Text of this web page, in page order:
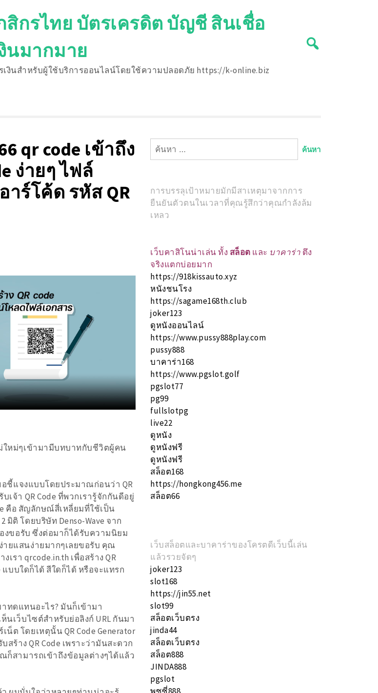
สิกรไทย บัตรเครดิต บัญชี สินเชื่อ
นมากมาย
งินสำหรับผู้ใช้บริการออนไลน์โดยใช้ความปลอดภัย https://k-online.biz
qr code เข้าถึง
ง่ายๆ ไฟล์
ร์โค้ด รหัส QR
ใหม่ๆเข้ามามีบทบาทกับชีวิตผู้คน
อชี้แจงแบบโดยประมาณก่อนว่า QR
จ้า QR Code ที่พวกเรารู้จักกันดีอยู่
คือ สัญลักษณ์สี่เหลี่ยมที่ใช้เป็น
ติ โดยบริษัท Denso-Wave จาก
งขอรับ ซึ่งต่อมาก็ได้รับความนิยม
ยแสนง่ายมากๆเลยขอรับ คุณ
เรา qrcode.in.th เพื่อสร้าง QR
แบบใดก็ได้ สีใดก็ได้ หรือจะแทรก
าทดแทนอะไร? มันก็เข้ามา
นเว็บไซต์สำหรับย่อลิงก์ URL กันมา
โดยเหตุนั้น QR Code Generator
ร้าง QR Code เพราะว่ามันสะดวก
ก็สามารถเข้าถึงข้อมูลต่างๆได้แล้ว
ค้นหา
การบรรลุเป้าหมายมักมีสาเหตุมาจากการ
ยืนยันตัวตนในเวลาที่คุณรู้สึกว่าคุณกำลังล้ม
เหลว
เว็บคาสิโนน่าเล่น ทั้ง สล็อต และ บาคาร่า ตึง
จริงแตกบ่อยมาก
https://918kissauto.xyz
หนังชนโรง
https://sagame168th.club
joker123
ดูหนังออนไลน์
https://www.pussy888play.com
pussy888
บาคาร่า168
https://www.pgslot.golf
pgslot77
pg99
fullslotpg
live22
ดูหนัง
ดูหนังฟรี
ดูหนังฟรี
สล็อต168
https://hongkong456.me
สล็อต66
เว็บสล็อตและบาคาร่าของโครตดีเว็บนี้เล่น
แล้วรวยจัดๆ
joker123
slot168
https://jin55.net
slot99
สล็อตเว็บตรง
jinda44
สล็อตเว็บตรง
สล็อต888
JINDA888
pgslot